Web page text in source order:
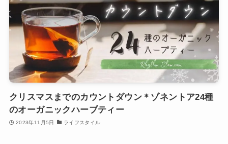
クリスマスまでのカウントダウン＊ゾネントア24種
のオーガニックハーブティー
2023年11月5日 ライフスタイル